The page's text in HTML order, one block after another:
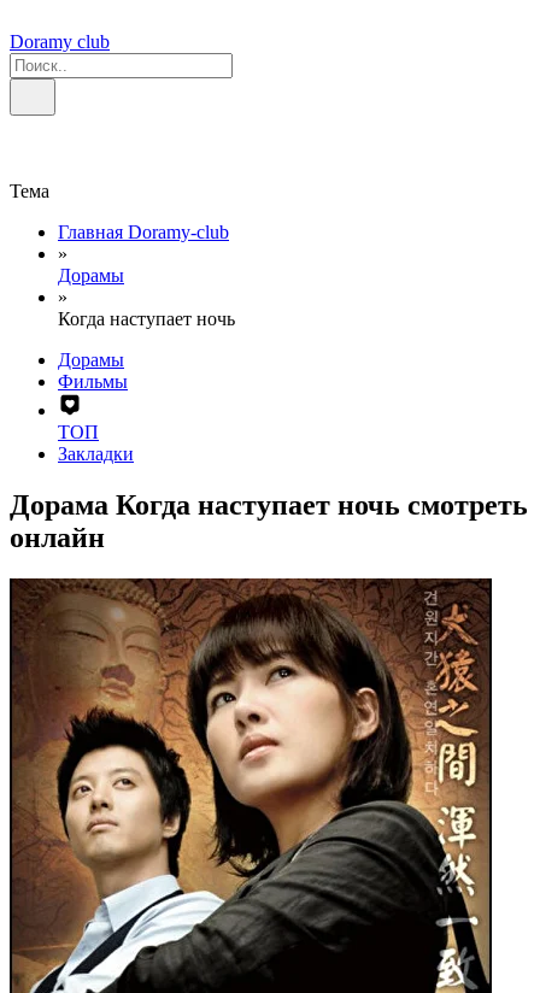
Doramy club
Тема
Главная Doramy-club
»
Дорамы
»
Когда наступает ночь
Дорамы
Фильмы
ТОП
Закладки
Дорама Когда наступает ночь смотреть
онлайн